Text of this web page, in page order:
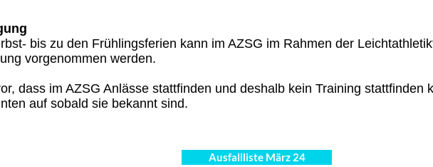
bis zu den Frühlingsferien kann im AZSG im Rahmen der
vorgenommen werden.
dass im AZSG Anlässe stattfinden und deshalb kein Training stattfinden
auf sobald sie bekannt sind.
Ausfallliste März 24